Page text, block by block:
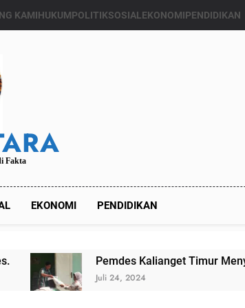
KAMIHUKUMPOLITIKSOSIALEKONOMIPENDIDIKAN
Fakta
EKONOMI PENDIDIKAN
Pemdes Kalianget Timur Menyalurkan
Juli 24, 2024